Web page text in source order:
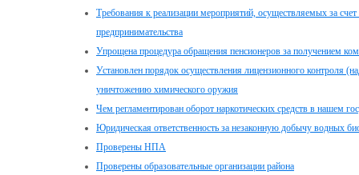
Требования к реализации мероприятий, осуществляемых за
предпринимательства
Упрощена процедура обращения пенсионеров за получением
Установлен порядок осуществления лицензионного контроля
уничтожению химического оружия
Чем регламентирован оборот наркотических средств в нашем
Юридическая ответственность за незаконную добычу водных
Проверены НПА
Проверены образовательные организации района